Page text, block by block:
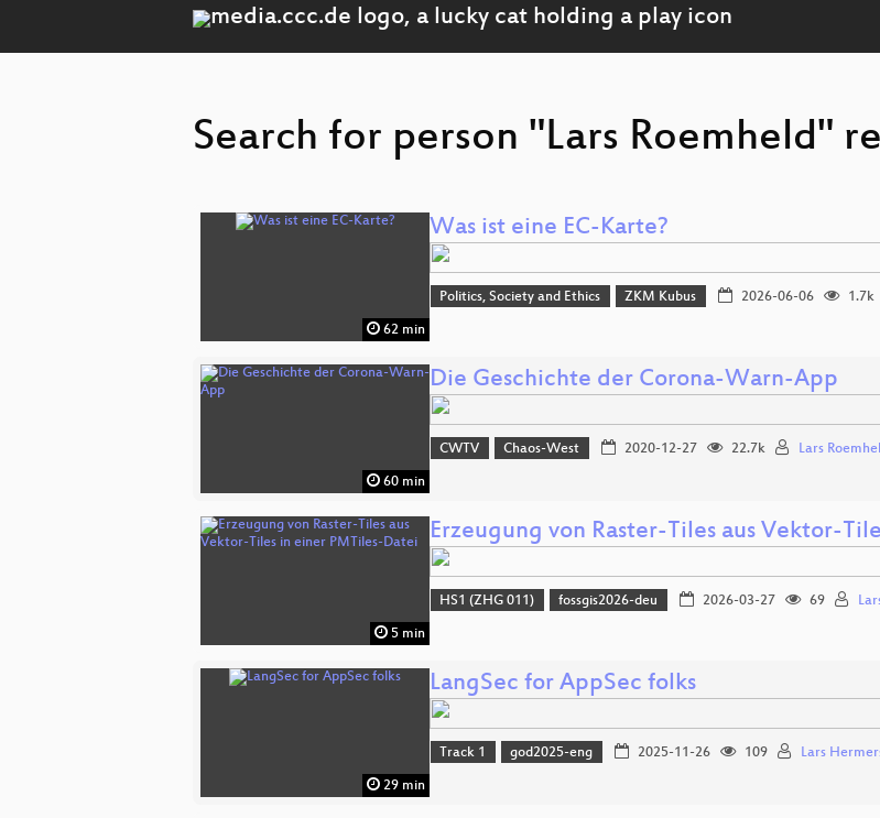
Search for person "Lars Roemheld"
62 min
Was ist eine EC-Karte?
Politics, Society and Ethics ZKM Kubus 2026-06-06 1.7k
60 min
Die Geschichte der Corona-Warn-App
CWTV Chaos-West 2020-12-27 22.7k Lars
5 min
Erzeugung von Raster-Tiles aus Vektor-
HS1 (ZHG 011) fossgis2026-deu 2026-03-27 69
29 min
LangSec for AppSec folks
Track 1 god2025-eng 2025-11-26 109 Lars